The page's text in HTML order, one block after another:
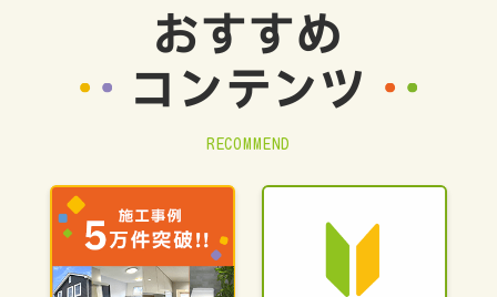
おすすめ
コンテンツ
RECOMMEND